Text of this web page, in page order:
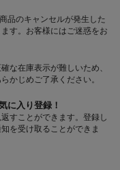
品のキャンセルが発生した
す。お客様にはご迷惑をお
な在庫表示が難しいため、
かじめご了承ください。
に入り登録！
すことができます。登録し
を受け取ることができま